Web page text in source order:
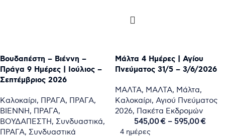
MÖVENPICK CENTRE 4*
or Similar
Βουδαπέστη – Βιέννη –
Πράγα 9 Ημέρες | Ιούλιος –
Σεπτέμβριος 2026
Καλοκαίρι, ΠΡΑΓΑ, ΠΡΑΓΑ,
ΒΙΕΝΝΗ, ΠΡΑΓΑ,
ΒΟΥΔΑΠΕΣΤΗ, Συνδυαστικά,
ΠΡΑΓΑ, Συνδυαστικά
Μάλτα 4 Ημέρες | Αγίου
Πνεύματος 31/5 – 3/6/2026
ΜΑΛΤΑ, ΜΑΛΤΑ, Μάλτα,
Καλοκαίρι, Αγιού Πνεύματος
2026, Πακέτα Εκδρομών
545,00€ – 595,00€
4 ημέρες